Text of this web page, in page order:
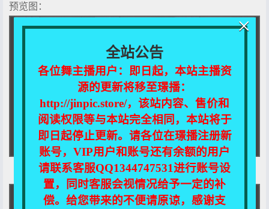
主播合集
用户中心
预览图：
全站公告
各位舞主播用户：即日起，本站主播资
源的更新将移至璟播：
http://jinpic.store/，该站内容、售价和
阅读权限等与本站完全相同，本站将于
即日起停止更新。请各位在璟播注册新
账号，VIP用户和账号还有余额的用户
请联系客服QQ1344747531进行账号设
置，同时客服会视情况给予一定的补
偿。给您带来的不便请原谅，感谢支
×